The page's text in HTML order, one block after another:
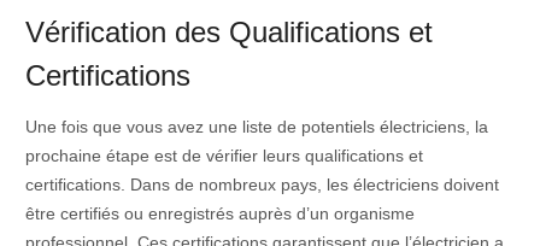
Vérification des Qualifications et
Certifications
Une fois que vous avez une liste de potentiels électriciens, la
prochaine étape est de vérifier leurs qualifications et
certifications. Dans de nombreux pays, les électriciens doivent
être certifiés ou enregistrés auprès d’un organisme
professionnel. Ces certifications garantissent que l’électricien a